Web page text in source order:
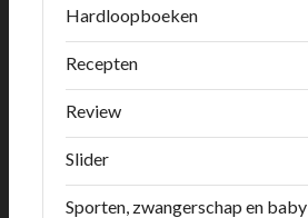
Hardloopboeken
Recepten
Review
Slider
Sporten, zwangerschap en baby